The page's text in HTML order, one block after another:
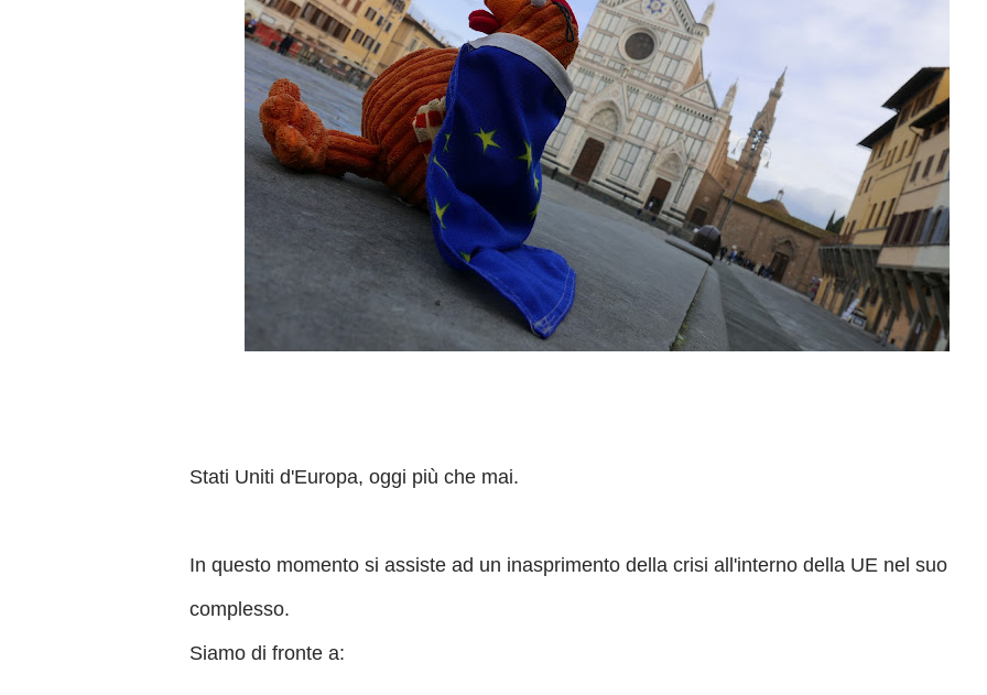
Stati Uniti d'Europa, oggi più che mai.
In questo momento si assiste ad un inasprimento della crisi all'interno della UE nel suo
complesso.
Siamo di fronte a: